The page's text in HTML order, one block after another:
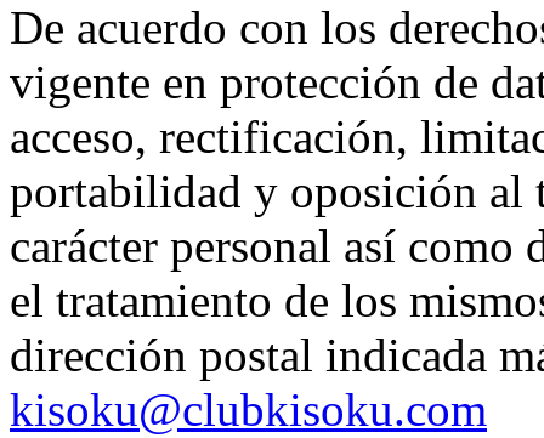
De acuerdo con los
vigente en protección de
acceso, rectificación,
portabilidad y oposición al
carácter personal así como
el tratamiento de los
dirección postal indicada
kisoku@clubkisoku.com